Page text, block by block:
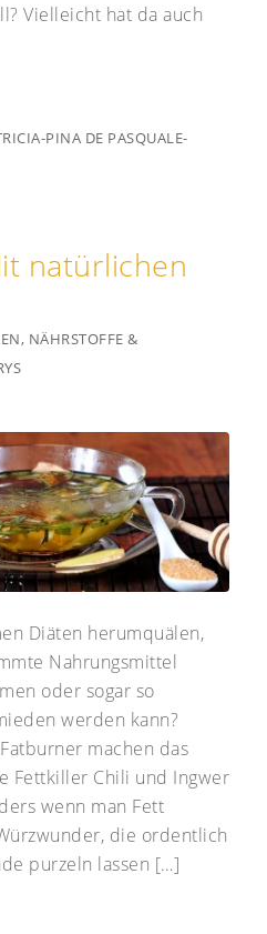
Vielleicht hat da auch
PINA DE PASQUALE-
natürlichen
, NÄHRSTOFFE &
Diäten herumquälen,
Nahrungsmittel
oder sogar so
werden kann?
machen das
Fettkiller Chili und Ingwer
wenn man Fett
die ordentlich
purzeln lassen […]